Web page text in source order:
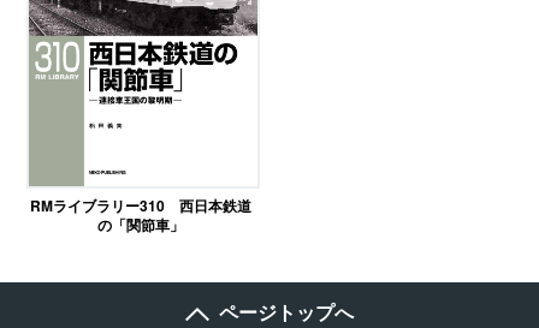
RMライブラリー310 西日本鉄道
の「関節車」
ページトップへ